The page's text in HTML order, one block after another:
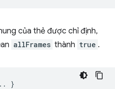
của thẻ được chỉ định,
allFrames thành true .
}